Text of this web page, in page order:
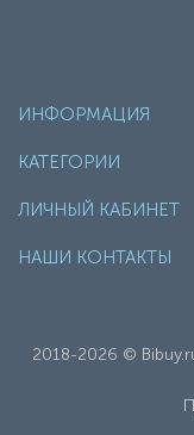
ИНФОРМАЦИЯ
КАТЕГОРИИ
ЛИЧНЫЙ КАБИНЕТ
НАШИ КОНТАКТЫ
2018-2026 ©